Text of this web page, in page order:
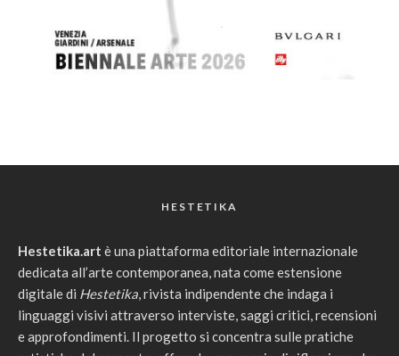
HESTETIKA
Hestetika.art è una piattaforma editoriale internazionale
dedicata all’arte contemporanea, nata come estensione
digitale di Hestetika, rivista indipendente che indaga i
linguaggi visivi attraverso interviste, saggi critici, recensioni
e approfondimenti. Il progetto si concentra sulle pratiche